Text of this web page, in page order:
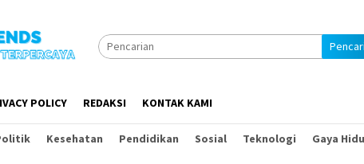
POLICY REDAKSI KONTAK KAMI
Kesehatan Pendidikan Sosial Teknologi Gaya